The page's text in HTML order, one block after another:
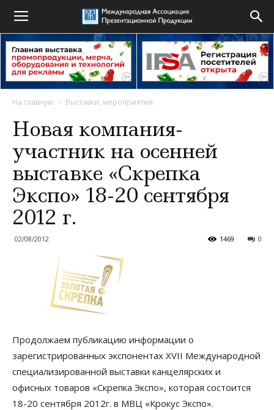
На главную Выставки, мероприятия
Новая компания-
участник на осенней
выставке «Скрепка
Экспо» 18-20 сентября
2012 г.
02/08/2012 0
1469
Продолжаем публикацию информации о
зарегистрированных экспонентах XVII Международной
специализированной выставки канцелярских и
офисных товаров «Скрепка Экспо», которая состоится
18-20 сентября 2012г. в МВЦ «Крокус Экспо».